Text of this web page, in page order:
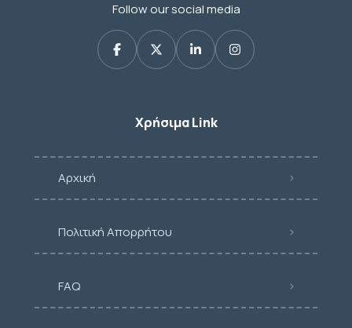
Follow our social media
Χρήσιμα Link
Αρχική
Πολιτική Απορρήτου
FAQ